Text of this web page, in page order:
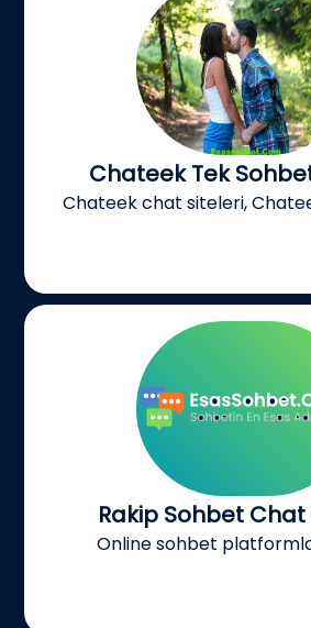
Chateek Tek
Chateek chat siteleri,
Rakip Sohbet Chat
Online sohbet